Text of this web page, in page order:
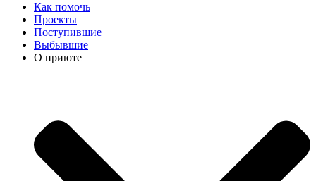
Как помочь
Проекты
Поступившие
Выбывшие
О приюте